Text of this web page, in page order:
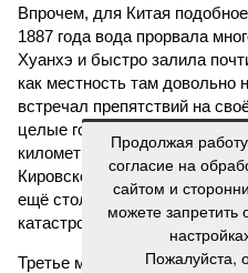
Впрочем, для Китая
1887 года вода прорвала
Хуанхэ и быстро залила
как местность там довольно
встречал препятствий на
целые города. Водой залило
километров (а это больше
Кировской областей), 2 млн
ещё столько же погибли в
катастрофой пандемии.
Третье место по
Продолжая
согласие на
сайтом и
можете запретить
Пожалуйста,